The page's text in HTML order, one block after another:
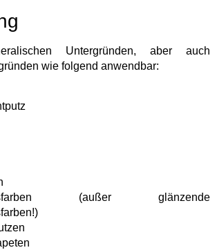
Untergründen, aber auch
wie folgend anwendbar:
(außer glänzende